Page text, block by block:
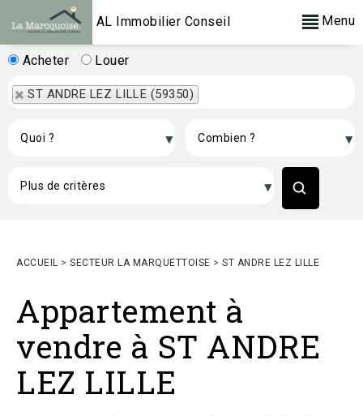
AL Immobilier Conseil Menu
Acheter Louer
ST ANDRE LEZ LILLE (59350)
ACCUEIL > SECTEUR LA MARQUETTOISE > ST ANDRE LEZ LILLE
Appartement à
vendre à ST ANDRE
LEZ LILLE